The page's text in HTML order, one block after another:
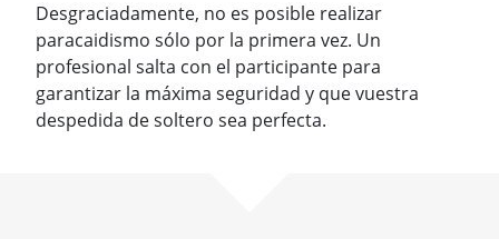
Desgraciadamente, no es posible realizar
paracaidismo sólo por la primera vez. Un
profesional salta con el participante para
garantizar la máxima seguridad y que vuestra
despedida de soltero sea perfecta.